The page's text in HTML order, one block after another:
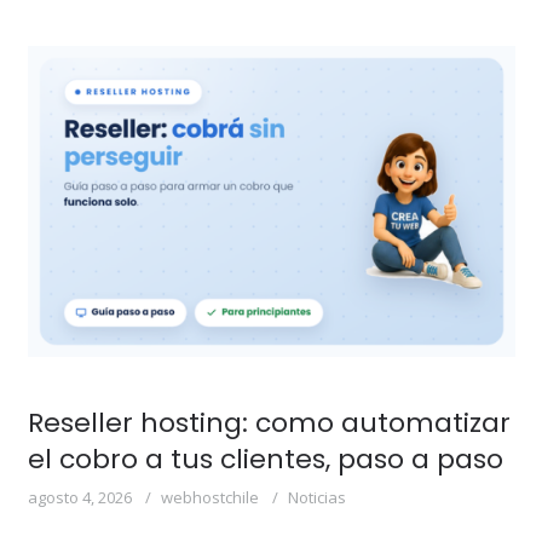
Reseller hosting: como automatizar
el cobro a tus clientes, paso a paso
agosto 4, 2026 webhostchile Noticias